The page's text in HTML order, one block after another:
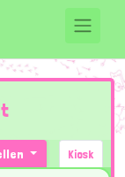
Kiosk